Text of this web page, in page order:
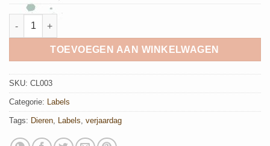
Label Tortels aantal
TOEVOEGEN AAN WINKELWAGEN
SKU: CL003
Categorie: Labels
Tags: Dieren Labels verjaardag